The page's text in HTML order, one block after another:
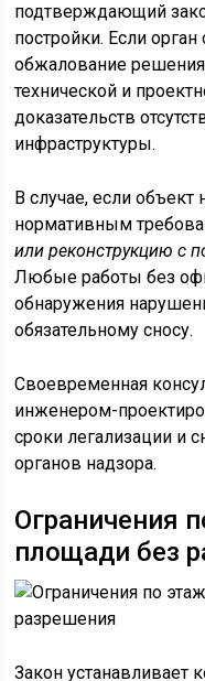
подтверждающий
постройки. Если
обжалование
технической и
доказательств
инфраструктуры.
В случае, если
нормативным
или реконструкцию с
Любые работы без
обнаружения
обязательному сносу.
Своевременная
инженером-
сроки легализации и
органов надзора.
Ограничения
площади без
Закон устанавливает